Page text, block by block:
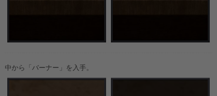
中から「バーナー」を入手。